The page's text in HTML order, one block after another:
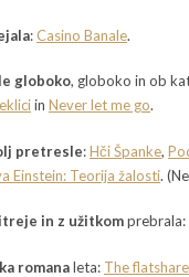
:Casino Banale.
globoko, globoko in ob
in Never let me go.
pretresle:Hči Španke,
Einstein: Teorija žalosti.
in z užitkomprebrala:
romanaleta: The flatshare